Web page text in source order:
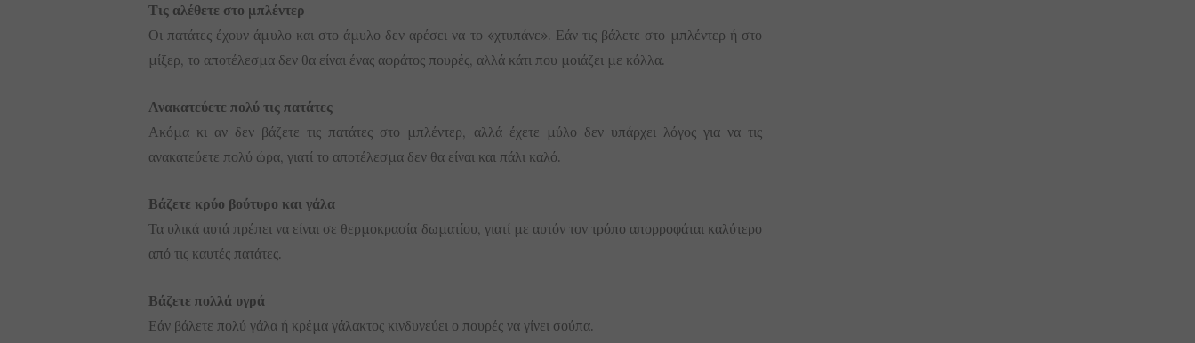
Τις αλέθετε στο μπλέντερ
Οι πατάτες έχουν άμυλο και στο άμυλο δεν αρέσει να το «χτυπάνε». Εάν τις βάλετε στο μπλέντερ ή στο
μίξερ, το αποτέλεσμα δεν θα είναι ένας αφράτος πουρές, αλλά κάτι που μοιάζει με κόλλα.
Ανακατεύετε πολύ τις πατάτες
Ακόμα κι αν δεν βάζετε τις πατάτες στο μπλέντερ, αλλά έχετε μύλο δεν υπάρχει λόγος για να τις
ανακατεύετε πολύ ώρα, γιατί το αποτέλεσμα δεν θα είναι και πάλι καλό.
Βάζετε κρύο βούτυρο και γάλα
Τα υλικά αυτά πρέπει να είναι σε θερμοκρασία δωματίου, γιατί με αυτόν τον τρόπο απορροφάται καλύτερο
από τις καυτές πατάτες.
Βάζετε πολλά υγρά
Εάν βάλετε πολύ γάλα ή κρέμα γάλακτος κινδυνεύει ο πουρές να γίνει σούπα.